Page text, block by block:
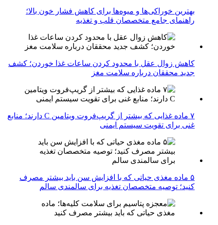
بهترین خوراکی‌ها و میوه‌ها برای کاهش فشار خون بالا؛
راهنمای جامع متخصصان قلب و تغذیه
کاهش زوال عقل با محدود کردن ساعات غذا خوردن؛ کشف
جدید محققان درباره سلامت مغز
۷ ماده غذایی که بیشتر از گریپ‌فروت ویتامین C دارند؛ منابع
غنی برای تقویت سیستم ایمنی
۵ ماده مغذی حیاتی که با افزایش سن باید بیشتر مصرف
کنید؛ توصیه متخصصان تغذیه برای سالمندی سالم